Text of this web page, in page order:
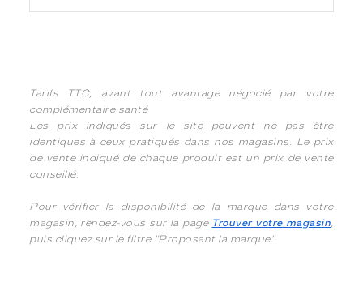
Tarifs TTC, avant tout avantage négocié par votre
complémentaire santé
Les prix indiqués sur le site peuvent ne pas être
identiques à ceux pratiqués dans nos magasins. Le prix
de vente indiqué de chaque produit est un prix de vente
conseillé.
Pour vérifier la disponibilité de la marque dans votre
magasin, rendez-vous sur la page Trouver votre magasin,
puis cliquez sur le filtre "Proposant la marque".